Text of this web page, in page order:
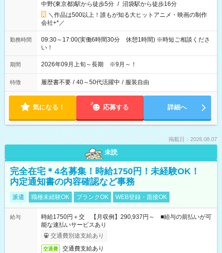
中野(東京都)駅から徒歩5分 / 沼袋駅から徒歩16分
＼作品は500以上！誰もが知る大ヒットアニメ・映画の制作
会社+*／
勤務時間
09:30～17:00(実働6時間30分 休憩1時間) ※時短ご相談くださ
い！
期間 2026年09月上旬～長期 ※9月～！
特徴 履歴書不要 / 40～50代活躍中 / 服装自由
気になる！ 応募する 詳細へ
掲載日：2026.08.07
未読
完全在宅＊4名募集！時給1750円！未経験OK！
内定通知書の内容確認など事務
派遣 職種未経験OK ブランクOK WEB登録・面接OK
給与
時給1750円＋交 【月収例】290,937円～ ■給与の前払いが可
能な速払いサービスあり
交通費別途支給あり
交通費 交通費支給あり